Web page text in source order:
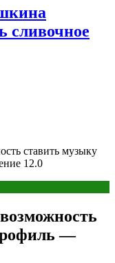
сливочное
ставить музыку
12.0
—